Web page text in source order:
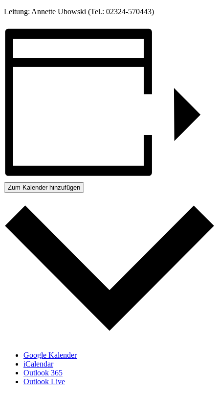
Leitung: Annette Ubowski (Tel.: 02324-570443)
Zum Kalender hinzufügen
Google Kalender
iCalendar
Outlook 365
Outlook Live